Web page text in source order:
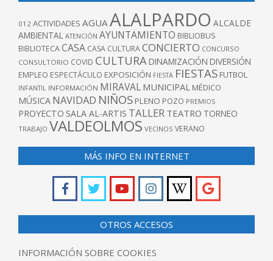
012 ACTIVIDADES AGUAALALPARDO ALCALDE
AMBIENTAL ATENCIÓN AYUNTAMIENTO BIBLIOBUS
BIBLIOTECACASA CASA CULTURACONCIERTO CONCURSO
CONSULTORIO COVID CULTURA DINAMIZACIÓN DIVERSIÓN
EMPLEO ESPECTÁCULO EXPOSICIÓN FIESTA FIESTAS FUTBOL
INFANTIL INFORMACIÓN MIRAVAL MUNICIPAL MÉDICO
MÚSICA NAVIDAD NIÑOS PLENO POZO PREMIOS
PROYECTO SALA AL-ARTIS TALLER TEATRO TORNEO
TRABAJO VALDEOLMOS VECINOS VERANO
MÁS INFO EN INTERNET
OTROS ACCESOS
INFORMACIÓN SOBRE COOKIES